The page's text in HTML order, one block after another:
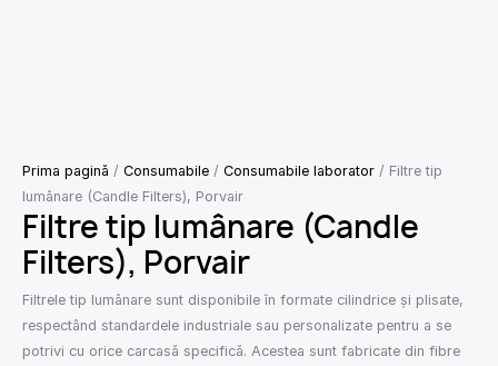
Prima pagină / Consumabile / Consumabile laborator / Filtre tip
lumânare (Candle Filters), Porvair
Filtre tip lumânare (Candle
Filters), Porvair
Filtrele tip lumânare sunt disponibile în formate cilindrice și plisate,
respectând standardele industriale sau personalizate pentru a se
potrivi cu orice carcasă specifică. Acestea sunt fabricate din fibre